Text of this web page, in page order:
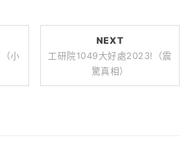
小
NEXT
工研院1049大好處2023!（震
驚真相）